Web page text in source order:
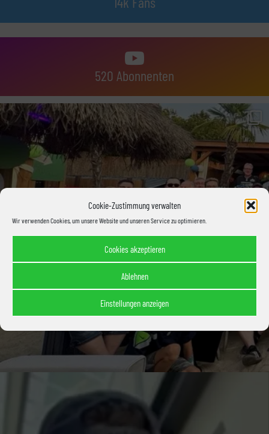
Cookie-Zustimmung verwalten
Wir verwenden Cookies, um unsere Website und unseren Service zu optimieren.
Cookies akzeptieren
Ablehnen
Einstellungen anzeigen
520 Abonnenten